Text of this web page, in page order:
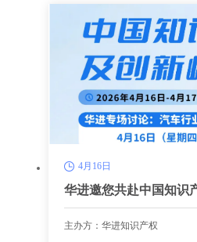
4月16日
华进邀您共赴中国知识
专场讨论
主办方：华进知识产权